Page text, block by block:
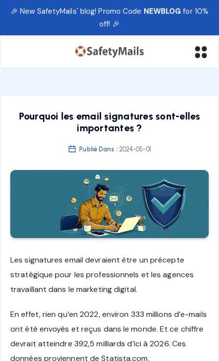
🎉 New SafetyMails' blog! Promo Code NEWBLOG for 10%
off! 🎉
Pourquoi les email signatures sont-elles
importantes ?
Publié Dans : 2024-05-01
Les signatures email devraient être un précepte
stratégique pour les professionnels et les agences
travaillant dans le marketing digital.
En effet, rien qu’en 2022, environ 333 millions d’e-mails
ont été envoyés et reçus dans le monde. Et ce chiffre
devrait atteindre 392,5 milliards d’ici à 2026. Ces
données proviennent de Statista.com.